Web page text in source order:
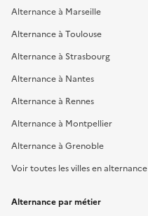
Alternance à Marseille
Alternance à Toulouse
Alternance à Strasbourg
Alternance à Nantes
Alternance à Rennes
Alternance à Montpellier
Alternance à Grenoble
Voir toutes les villes en alternance
Alternance par métier